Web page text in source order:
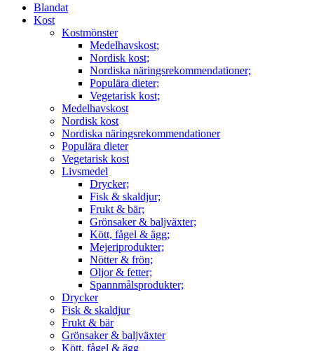
Blandat
Kost
Kostmönster
Medelhavskost;
Nordisk kost;
Nordiska näringsrekommendationer;
Populära dieter;
Vegetarisk kost;
Medelhavskost
Nordisk kost
Nordiska näringsrekommendationer
Populära dieter
Vegetarisk kost
Livsmedel
Drycker;
Fisk & skaldjur;
Frukt & bär;
Grönsaker & baljväxter;
Kött, fågel & ägg;
Mejeriprodukter;
Nötter & frön;
Oljor & fetter;
Spannmålsprodukter;
Drycker
Fisk & skaldjur
Frukt & bär
Grönsaker & baljväxter
Kött, fågel & ägg